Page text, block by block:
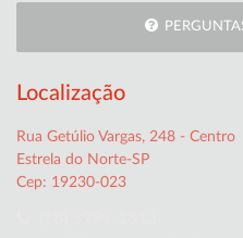
Localização
Rua Getúlio Vargas, 248 - Centro
Estrela do Norte-SP
Cep: 19230-023